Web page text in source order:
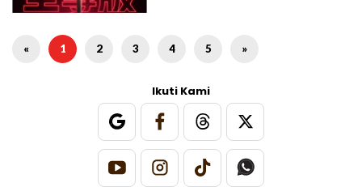
« 1 2 3 4 5 »
Ikuti Kami